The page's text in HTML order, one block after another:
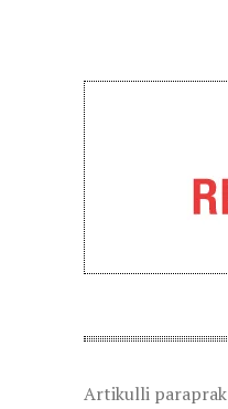
Artikulli paraprak